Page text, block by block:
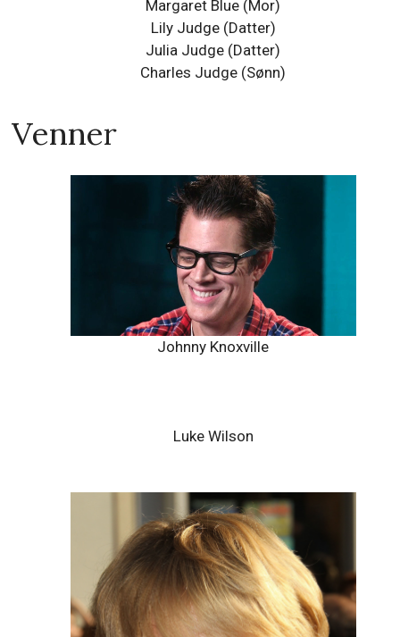
Margaret Blue (Mor)
Lily Judge (Datter)
Julia Judge (Datter)
Charles Judge (Sønn)
Venner
Johnny Knoxville
Luke Wilson